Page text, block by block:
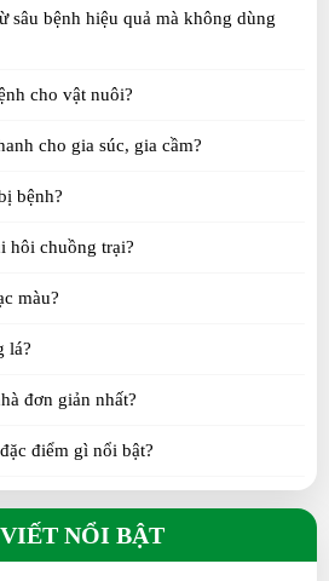
xây chuồng nuôi Vịt Call Duck mini
lưu Gen Z nuôi vịt Call Duck làm
sâu bệnh hiệu quả mà không dùng
cho vật nuôi?
cho gia súc, gia cầm?
bệnh?
hôi chuồng trại?
màu?
lá?
đơn giản nhất?
điểm gì nổi bật?
NỔI BẬT